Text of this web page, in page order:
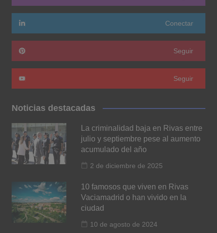
Conectar
Seguir
Seguir
Noticias destacadas
La criminalidad baja en Rivas entre
julio y septiembre pese al aumento
acumulado del año
2 de diciembre de 2025
10 famosos que viven en Rivas
Vaciamadrid o han vivido en la
ciudad
10 de agosto de 2024